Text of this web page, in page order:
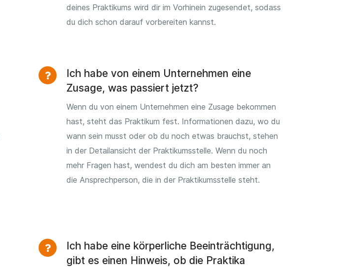
deines Praktikums wird dir im Vorhinein zugesendet, sodass
du dich schon darauf vorbereiten kannst.
Ich habe von einem Unternehmen eine
Zusage, was passiert jetzt?
Wenn du von einem Unternehmen eine Zusage bekommen
hast, steht das Praktikum fest. Informationen dazu, wo du
wann sein musst oder ob du noch etwas brauchst, stehen
in der Detailansicht der Praktikumsstelle. Wenn du noch
mehr Fragen hast, wendest du dich am besten immer an
die Ansprechperson, die in der Praktikumsstelle steht.
Ich habe eine körperliche Beeinträchtigung,
gibt es einen Hinweis, ob die Praktika